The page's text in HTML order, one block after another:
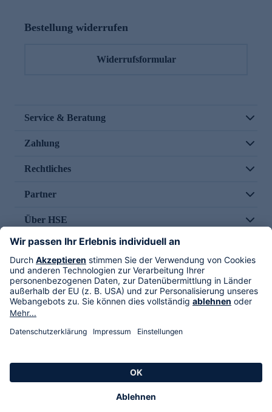
Bestellung widerrufen
Widerrufsformular
Service & Beratung
Zahlung
Rechtliches
Partner
Über HSE
Im TV
HSE International